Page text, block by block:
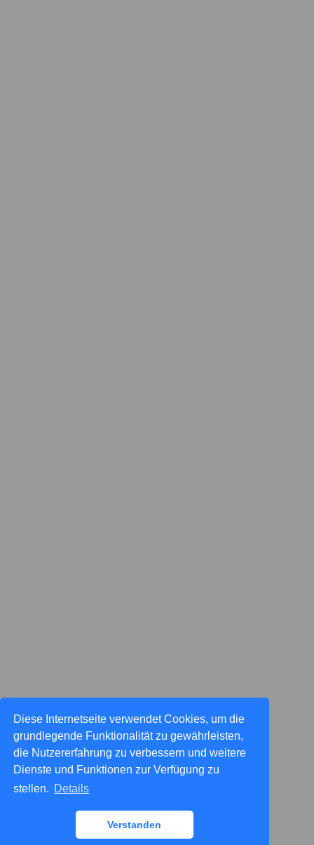
Diese Internetseite verwendet Cookies, um die
grundlegende Funktionalität zu gewährleisten,
die Nutzererfahrung zu verbessern und weitere
Dienste und Funktionen zur Verfügung zu
stellen. Details
Verstanden